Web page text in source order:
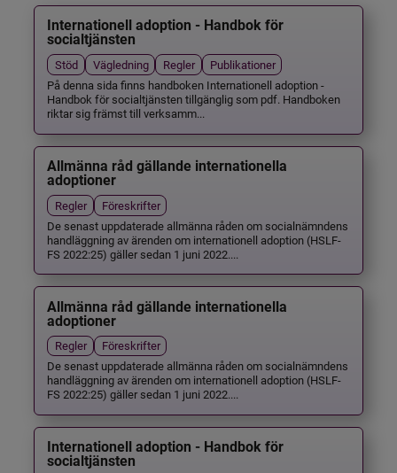
Internationell adoption - Handbok för
socialtjänsten
Stöd Vägledning Regler
Publikationer
På denna sida finns handboken Internationell adoption -
Handbok för socialtjänsten tillgänglig som pdf. Handboken
riktar sig främst till verksamm...
Allmänna råd gällande internationella
adoptioner
Regler
Föreskrifter
De senast uppdaterade allmänna råden om socialnämndens
handläggning av ärenden om internationell adoption (HSLF-
FS 2022:25) gäller sedan 1 juni 2022....
Allmänna råd gällande internationella
adoptioner
Regler
Föreskrifter
De senast uppdaterade allmänna råden om socialnämndens
handläggning av ärenden om internationell adoption (HSLF-
FS 2022:25) gäller sedan 1 juni 2022....
Internationell adoption - Handbok för
socialtjänsten